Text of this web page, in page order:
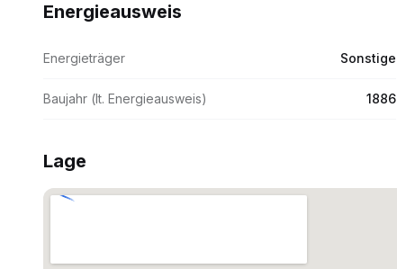
Energieausweis
Energieträger Sonstige
Baujahr (lt. Energieausweis) 1886
Lage